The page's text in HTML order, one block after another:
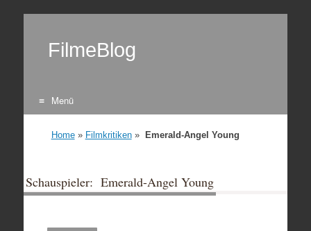
FilmeBlog
Menü
Home» Filmkritiken» Emerald-Angel Young
Schauspieler: Emerald-Angel Young